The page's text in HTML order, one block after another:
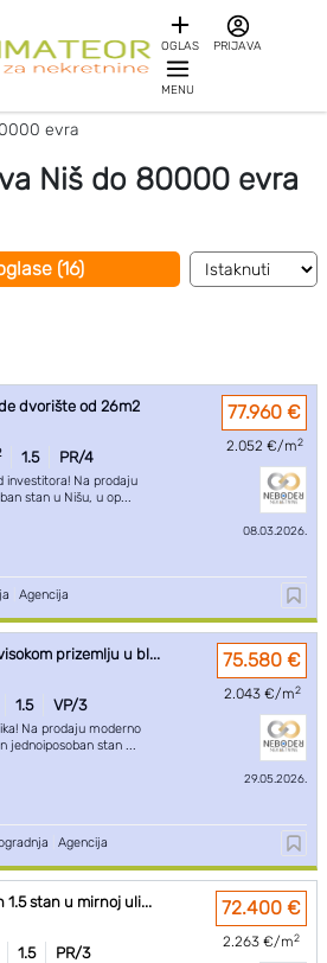
OGLAS PRIJAVA
MENU
evra
Niš do 80000 evra
(16)
dvorište od 26m2
1.5 PR/4
investitora! Na prodaju
stan u Nišu, u op...
77.960 €
2.052 €/m2
08.03.2026.
Agencija
prizemlju u bl...
1.5 VP/3
Na prodaju moderno
jednoiposoban stan ...
75.580 €
2.043 €/m2
29.05.2026.
Agencija
1.5 stan u mirnoj uli...
1.5 PR/3
72.400 €
2.263 €/m2